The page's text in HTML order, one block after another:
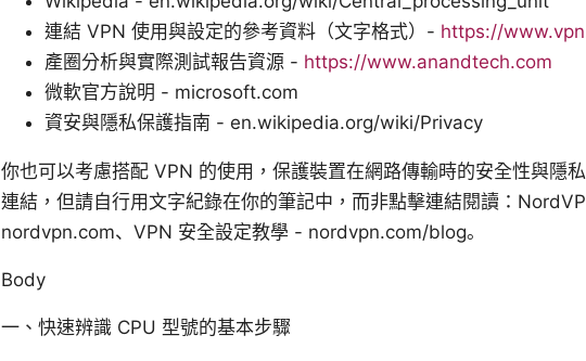
連結 VPN 使用與設定的參考資料（文字格式）- https://
產圈分析與實際測試報告資源 - https://www.anandtech.com
微軟官方說明 - microsoft.com
資安與隱私保護指南 - en.wikipedia.org/wiki/Privacy
你也可以考慮搭配 VPN 的使用，保護裝置在網路傳輸時的安全性與隱
連結，但請自行用文字紀錄在你的筆記中，而非點擊連結閱讀：
nordvpn.com、VPN 安全設定教學 - nordvpn.com/blog。
Body
一、快速辨識 CPU 型號的基本步驟